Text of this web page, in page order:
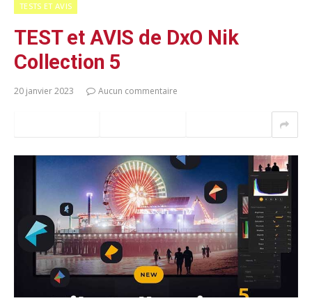
TESTS ET AVIS
TEST et AVIS de DxO Nik
Collection 5
20 janvier 2023 Aucun commentaire